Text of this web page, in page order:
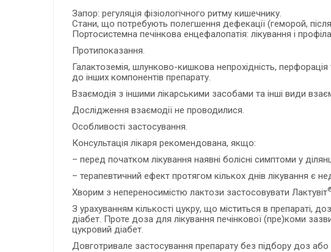
Запор: регуляція фізіологічного ритму кишечнику.
Стани, що потребують полегшення дефекації (геморой,
Портосистемна печінкова енцефалопатія: лікування і
Протипоказання.
Галактоземія, шлунково-кишкова непрохідність,
до інших компонентів препарату.
Взаємодія з іншими лікарськими засобами та інші види
Дослідження взаємодії не проводилися.
Особливості застосування.
Консультація лікаря рекомендована, якщо:
– перед початком лікування наявні болісні симптоми у
– терапевтичний ефект протягом кількох днів лікування є
Хворим з непереносимістю лактози застосовувати Лактувіт
З урахуванням кількості цукру, що міститься в препараті,
діабет. Проте доза для лікування печінкової (пре)коми
цукровий діабет.
Довготривале застосування препарату без підбору доз